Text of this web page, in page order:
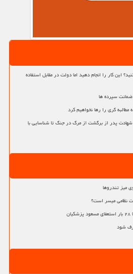
این کار را انجام دهید اما دولت در مقابل استفاده
سپرده ها
مطالبه گری را رها نخواهیم کرد
پدر از برگشت از مرگ در جنگ تا شناسایی با
میز تندروها
نظامی میسر است؟
شود